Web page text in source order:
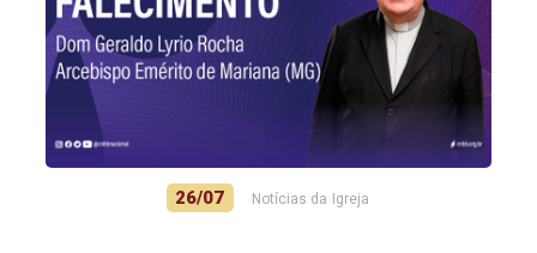
26/07 Notícias da Igreja